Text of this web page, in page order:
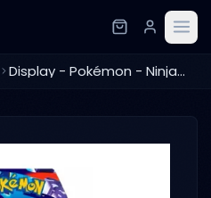
Display - Pokémon - Ninja Spinner